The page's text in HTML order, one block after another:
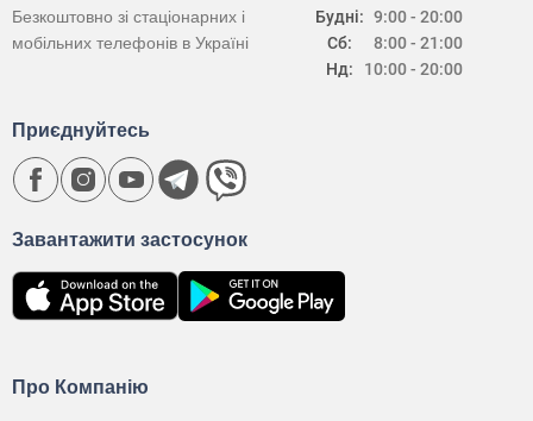
Будні:
Сб:
Нд:
9:00 - 20:00
8:00 - 21:00
10:00 - 20:00
Безкоштовно зі стаціонарних і
мобільних телефонів в Україні
Про Компанію
Завантажити застосунок
Приєднуйтесь